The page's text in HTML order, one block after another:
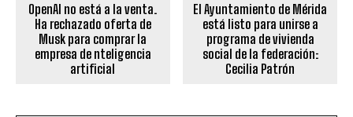
OpenAI no está a la venta.
Ha rechazado oferta de
Musk para comprar la
empresa de nteligencia
artificial
El Ayuntamiento de Mérida
está listo para unirse a
programa de vivienda
social de la federación:
Cecilia Patrón